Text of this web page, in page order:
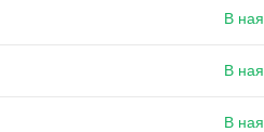
В
В
В